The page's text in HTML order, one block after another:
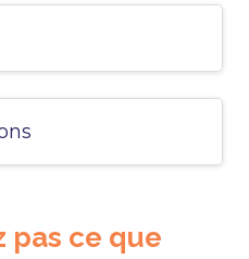
pas ce que